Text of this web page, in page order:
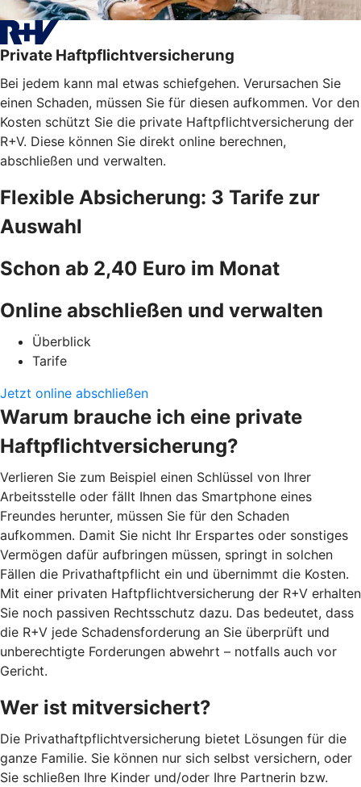
Private Haftpflichtversicherung
Bei jedem kann mal etwas schiefgehen. Verursachen Sie
einen Schaden, müssen Sie für diesen aufkommen. Vor den
Kosten schützt Sie die private Haftpflichtversicherung der
R+V. Diese können Sie direkt online berechnen,
abschließen und verwalten.
Flexible Absicherung: 3 Tarife zur
Auswahl
Schon ab 2,40 Euro im Monat
Online abschließen und verwalten
Überblick
Tarife
Jetzt online abschließen
Warum brauche ich eine private
Haftpflichtversicherung?
Verlieren Sie zum Beispiel einen Schlüssel von Ihrer
Arbeitsstelle oder fällt Ihnen das Smartphone eines
Freundes herunter, müssen Sie für den Schaden
aufkommen. Damit Sie nicht Ihr Erspartes oder sonstiges
Vermögen dafür aufbringen müssen, springt in solchen
Fällen die Privathaftpflicht ein und übernimmt die Kosten.
Mit einer privaten Haftpflichtversicherung der R+V erhalten
Sie noch passiven Rechtsschutz dazu. Das bedeutet, dass
die R+V jede Schadensforderung an Sie überprüft und
unberechtigte Forderungen abwehrt – notfalls auch vor
Gericht.
Wer ist mitversichert?
Die Privathaftpflichtversicherung bietet Lösungen für die
ganze Familie. Sie können nur sich selbst versichern, oder
Sie schließen Ihre Kinder und/oder Ihre Partnerin bzw.